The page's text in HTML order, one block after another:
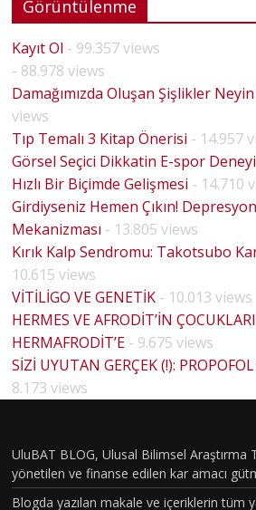
Görüntülenme
Kayıt Ol - 99.357 views
- 88.978 views
Damağımızda Oluşan Şişlikler
views
Tıp Temalı 3 Kitap Önerisi - 14.957
Görsel Seçici Dikkatin E-spor
Hızlı Bir Biçimde Gelişmesi - 14.710
Girdiyseniz Hemen Çıkın!
Mekanizması - 13.805 views
Kırık Kalp Sendromu: Takotsubo
10.615 views
VİTİLİGO VE GENETİK - 10.013 views
HERMES VE AFRODİT’İN
HERMAFRODİT’E - 9.675 views
SİZİ UYUTAN GERÇEK (!):
8.173 views
UluBAT BLOG, Ulusal Bilimsel Araştırma
yönetilen ve finanse edilen kar amacı
Blogda yazılan makale ve içeriklerin tüm